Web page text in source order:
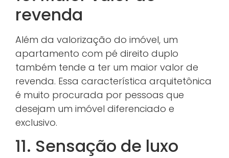
revenda
Além da valorização do imóvel, um
apartamento com pé direito duplo
também tende a ter um maior valor de
revenda. Essa característica arquitetônica
é muito procurada por pessoas que
desejam um imóvel diferenciado e
exclusivo.
11. Sensação de luxo